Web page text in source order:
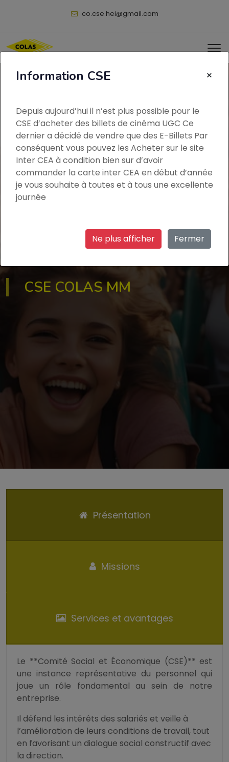
@
Bienvenue sur le site du CSE !
Retrouvez ici notre billetterie et nos dernières
CSE COLAS MM
Présentation
Missions
Services et avantages
Le **Comité Social et Économique (CSE)** est
une instance représentative du personnel qui
joue un rôle fondamental au sein de notre
entreprise.
Il défend les intérêts des salariés et veille à
l’amélioration de leurs conditions de travail, tout
en favorisant un dialogue social constructif avec
la direction.
Information CSE ×
Depuis aujourd’hui il n’est plus possible pour le
CSE d’acheter des billets de cinéma UGC Ce
dernier a décidé de vendre que des E-Billets Par
conséquent vous pouvez les Acheter sur le site
Inter CEA à condition bien sur d’avoir
commander la carte inter CEA en début d’année
je vous souhaite à toutes et à tous une excellente
journée
Ne plus afficher Fermer